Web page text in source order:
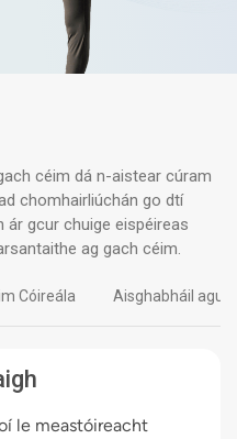
céim dá n-aistear cúram
chomhairliúchán go dtí
gcur chuige eispéireas
ag gach céim.
Cóireála Aisghabháil agus
le meastóireacht